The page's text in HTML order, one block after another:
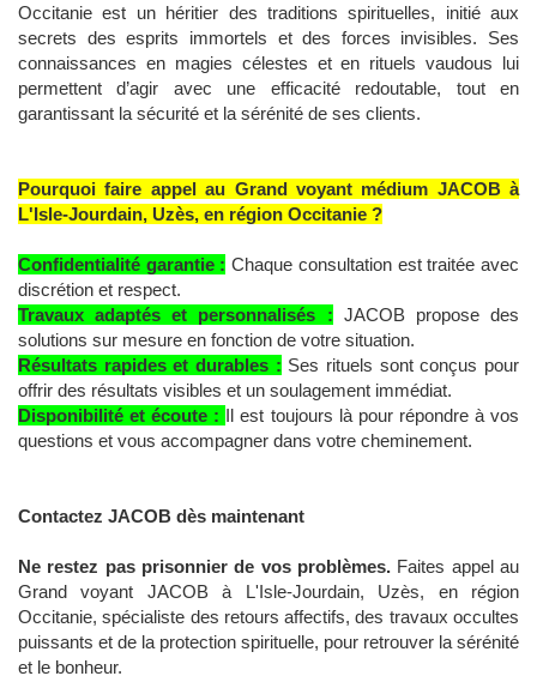
Occitanie est un héritier des traditions spirituelles, initié aux
secrets des esprits immortels et des forces invisibles. Ses
connaissances en magies célestes et en rituels vaudous lui
permettent d’agir avec une efficacité redoutable, tout en
garantissant la sécurité et la sérénité de ses clients.
Pourquoi faire appel au Grand voyant médium JACOB à
L'Isle-Jourdain, Uzès, en région Occitanie ?
Confidentialité garantie : Chaque consultation est traitée avec
discrétion et respect.
Travaux adaptés et personnalisés : JACOB propose des
solutions sur mesure en fonction de votre situation.
Résultats rapides et durables : Ses rituels sont conçus pour
offrir des résultats visibles et un soulagement immédiat.
Disponibilité et écoute : Il est toujours là pour répondre à vos
questions et vous accompagner dans votre cheminement.
Contactez JACOB dès maintenant
Ne restez pas prisonnier de vos problèmes. Faites appel au
Grand voyant JACOB à L'Isle-Jourdain, Uzès, en région
Occitanie, spécialiste des retours affectifs, des travaux occultes
puissants et de la protection spirituelle, pour retrouver la sérénité
et le bonheur.